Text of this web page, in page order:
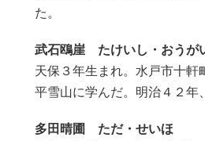
た。
武石鴎崖 たけいし・おうが
天保３年生まれ。水戸市十
平雪山に学んだ。明治４２年
多田晴圃 ただ・せいほ